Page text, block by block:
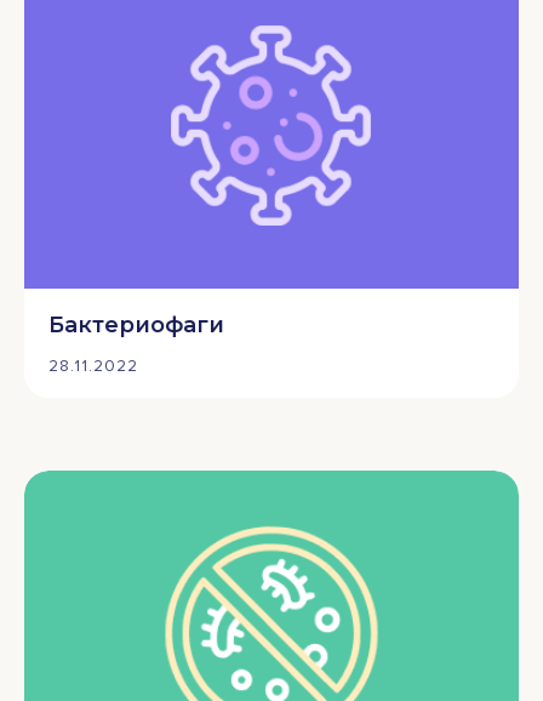
Бактериофаги
28.11.2022